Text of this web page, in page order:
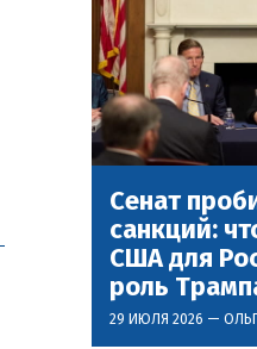
Сенат
санкций:
США для
роль
29 ИЮЛЯ 2026 —